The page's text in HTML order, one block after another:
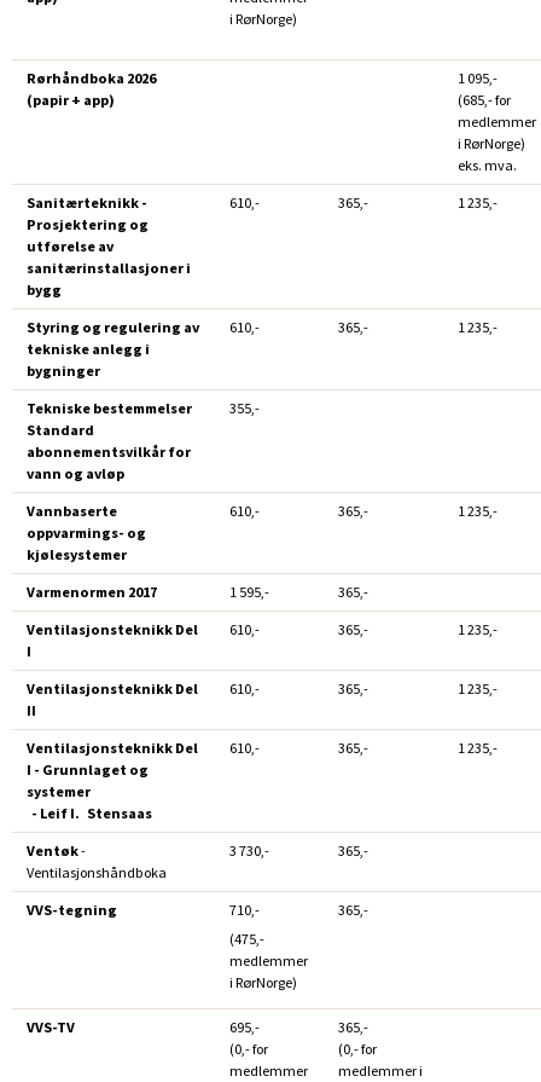
i RørNorge)
Rørhåndboka 2026
(papir + app)
1 095,-
(685,- for
medlemmer
i RørNorge)
eks. mva.
Sanitærteknikk -
Prosjektering og
utførelse av
sanitærinstallasjoner i
bygg
610,- 365,- 1 235,-
Styring og regulering av
tekniske anlegg i
bygninger
610,- 365,- 1 235,-
Tekniske bestemmelser
Standard
abonnementsvilkår for
vann og avløp
355,-
Vannbaserte
oppvarmings- og
kjølesystemer
610,- 365,- 1 235,-
Varmenormen 2017 1 595,- 365,-
Ventilasjonsteknikk Del
I
610,- 365,- 1 235,-
Ventilasjonsteknikk Del
II
610,- 365,- 1 235,-
Ventilasjonsteknikk Del
I - Grunnlaget og
systemer
- Leif I. Stensaas
610,- 365,- 1 235,-
Ventøk-
Ventilasjonshåndboka
3 730,- 365,-
VVS-tegning
710,-
(475,-
medlemmer
i RørNorge)
365,-
VVS-TV
695,-
(0,- for
medlemmer
365,-
(0,- for
medlemmer i